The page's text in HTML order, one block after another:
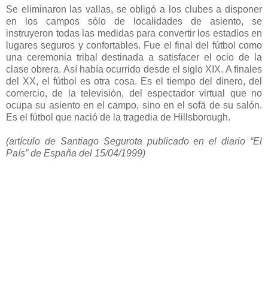
Se eliminaron las vallas, se obligó a los clubes a disponer
en los campos sólo de localidades de asiento, se
instruyeron todas las medidas para convertir los estadios en
lugares seguros y confortables. Fue el final del fútbol como
una ceremonia tribal destinada a satisfacer el ocio de la
clase obrera. Así había ocurrido desde el siglo XIX. A finales
del XX, el fútbol es otra cosa. Es el tiempo del dinero, del
comercio, de la televisión, del espectador virtual que no
ocupa su asiento en el campo, sino en el sofä de su salón.
Es el fútbol que nació de la tragedia de Hillsborough.
(artículo de Santiago Segurota publicado en el diario “El
País” de España del 15/04/1999)